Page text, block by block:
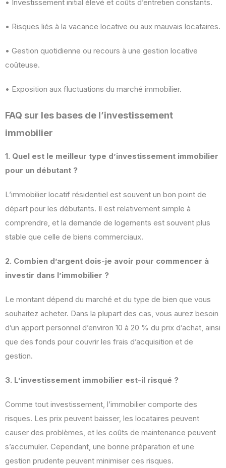
• Investissement initial élevé et coûts d’entretien constants.
• Risques liés à la vacance locative ou aux mauvais locataires.
• Gestion quotidienne ou recours à une gestion locative
coûteuse.
• Exposition aux fluctuations du marché immobilier.
FAQ sur les bases de l’investissement
immobilier
1. Quel est le meilleur type d’investissement immobilier
pour un débutant ?
L’immobilier locatif résidentiel est souvent un bon point de
départ pour les débutants. Il est relativement simple à
comprendre, et la demande de logements est souvent plus
stable que celle de biens commerciaux.
2. Combien d’argent dois-je avoir pour commencer à
investir dans l’immobilier ?
Le montant dépend du marché et du type de bien que vous
souhaitez acheter. Dans la plupart des cas, vous aurez besoin
d’un apport personnel d’environ 10 à 20 % du prix d’achat, ainsi
que des fonds pour couvrir les frais d’acquisition et de
gestion.
3. L’investissement immobilier est-il risqué ?
Comme tout investissement, l’immobilier comporte des
risques. Les prix peuvent baisser, les locataires peuvent
causer des problèmes, et les coûts de maintenance peuvent
s’accumuler. Cependant, une bonne préparation et une
gestion prudente peuvent minimiser ces risques.